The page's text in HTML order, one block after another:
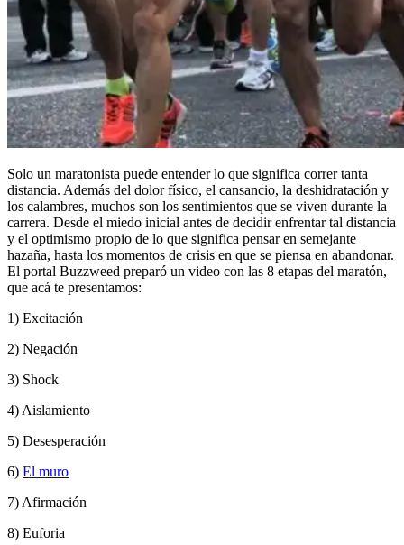
Solo un maratonista puede entender lo que significa correr tanta
distancia. Además del dolor físico, el cansancio, la deshidratación y
los calambres, muchos son los sentimientos que se viven durante la
carrera. Desde el miedo inicial antes de decidir enfrentar tal distancia
y el optimismo propio de lo que significa pensar en semejante
hazaña, hasta los momentos de crisis en que se piensa en abandonar.
El portal Buzzweed preparó un video con las 8 etapas del maratón,
que acá te presentamos:
1) Excitación
2) Negación
3) Shock
4) Aislamiento
5) Desesperación
6) El muro
7) Afirmación
8) Euforia